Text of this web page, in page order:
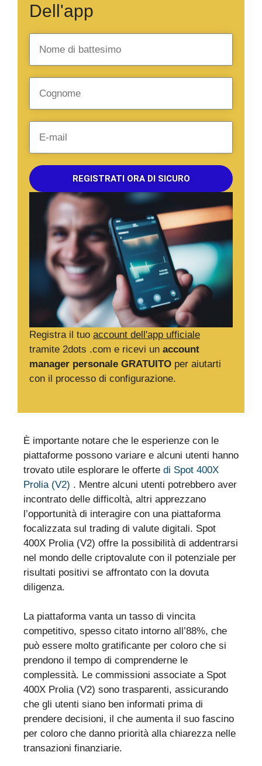
Registra il tuo account dell'app ufficiale
tramite 2dots .com e ricevi un account
manager personale GRATUITO per aiutarti
con il processo di configurazione.
Dell'app
REGISTRATI ORA DI SICURO
È importante notare che le esperienze con le
piattaforme possono variare e alcuni utenti hanno
trovato utile esplorare le offerte di Spot 400X
Prolia (V2) . Mentre alcuni utenti potrebbero aver
incontrato delle difficoltà, altri apprezzano
l’opportunità di interagire con una piattaforma
focalizzata sul trading di valute digitali. Spot
400X Prolia (V2) offre la possibilità di addentrarsi
nel mondo delle criptovalute con il potenziale per
risultati positivi se affrontato con la dovuta
diligenza.
La piattaforma vanta un tasso di vincita
competitivo, spesso citato intorno all’88%, che
può essere molto gratificante per coloro che si
prendono il tempo di comprenderne le
complessità. Le commissioni associate a Spot
400X Prolia (V2) sono trasparenti, assicurando
che gli utenti siano ben informati prima di
prendere decisioni, il che aumenta il suo fascino
per coloro che danno priorità alla chiarezza nelle
transazioni finanziarie.